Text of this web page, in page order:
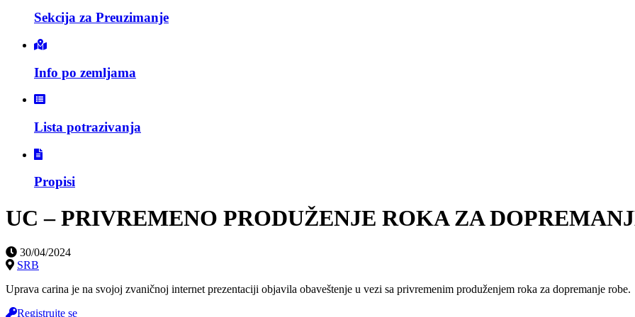
Sekcija za Preuzimanje
Info po zemljama
Lista potrazivanja
Propisi
UC – PRIVREMENO PRODUŽENJE ROKA ZA
30/04/2024
SRB
Uprava carina je na svojoj zvaničnoj internet prezentaciji objavila obaveštenje u vezi sa privremenim produženjem roka za dopremanje robe.
Registrujte se